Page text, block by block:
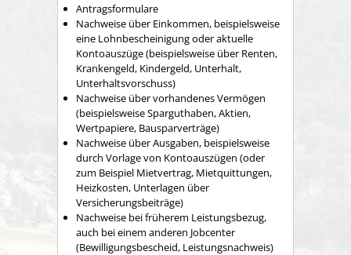
Antragsformulare
Nachweise über Einkommen, beispielsweise
eine Lohnbescheinigung oder aktuelle
Kontoauszüge (beispielsweise über Renten,
Krankengeld, Kindergeld, Unterhalt,
Unterhaltsvorschuss)
Nachweise über vorhandenes Vermögen
(beispielsweise Sparguthaben, Aktien,
Wertpapiere, Bausparverträge)
Nachweise über Ausgaben, beispielsweise
durch Vorlage von Kontoauszügen (oder
zum Beispiel Mietvertrag, Mietquittungen,
Heizkosten, Unterlagen über
Versicherungsbeiträge)
Nachweise bei früherem Leistungsbezug,
auch bei einem anderen Jobcenter
(Bewilligungsbescheid, Leistungsnachweis)